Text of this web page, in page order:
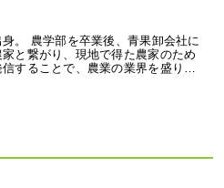
。 農学部を卒業後、青果卸会社に
と繋がり、現地で得た農家のため
信することで、農業の業界を盛り…